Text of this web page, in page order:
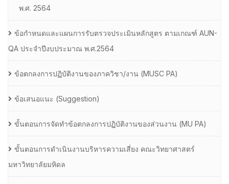
พ.ศ. 2564
ข้อกำหนดและแผนการรับตรวจประเมินหลักสูตร ตามเกณฑ์ AUN-
QA ประจำปีงบประมาณ พ.ศ.2564
ข้อตกลงการปฏิบัติงานของภาควิชา/งาน (MUSC PA)
ข้อเสนอแนะ (Suggestion)
ขั้นตอนการจัดทำข้อตกลงการปฏิบัติงานของส่วนงาน (MU PA)
ขั้นตอนการดำเนินงานบริหารความเสี่ยง คณะวิทยาศาสตร์
มหาวิทยาลัยมหิดล